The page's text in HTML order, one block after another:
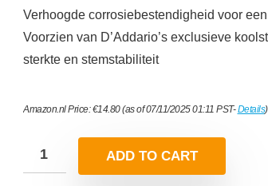
Verhoogde corrosiebestendigheid voor
Voorzien van D’Addario’s exclusieve
sterkte en stemstabiliteit
Amazon.nl Price:€14.80(as of 07/11/2025 01:11 PST-Details)
ADD TO CART